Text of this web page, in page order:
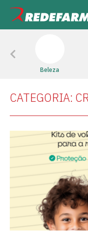
Beleza
CATEGORIA: